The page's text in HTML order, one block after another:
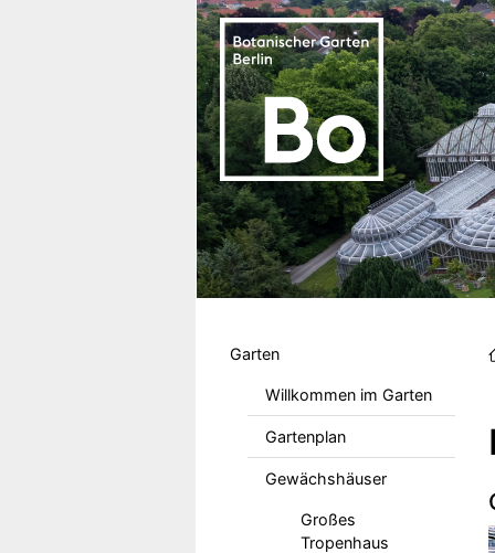
Garten
Willkommen im Garten
Gartenplan
Gewächshäuser
Großes
Tropenhaus